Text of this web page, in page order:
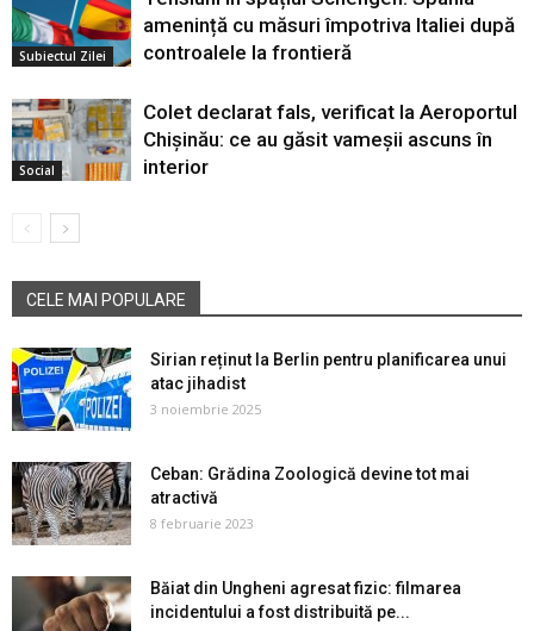
Subiectul Zilei
amenință cu măsuri împotriva Italiei după
controalele la frontieră
Social
Colet declarat fals, verificat la Aeroportul
Chișinău: ce au găsit vameșii ascuns în
interior
CELE MAI POPULARE
Sirian reținut la Berlin pentru planificarea unui
atac jihadist
3 noiembrie 2025
Ceban: Grădina Zoologică devine tot mai
atractivă
8 februarie 2023
Băiat din Ungheni agresat fizic: filmarea
incidentului a fost distribuită pe...